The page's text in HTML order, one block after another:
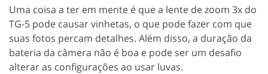
Uma coisa a ter em mente é que a lente de zoom 3x do
TG-5 pode causar vinhetas, o que pode fazer com que
suas fotos percam detalhes. Além disso, a duração da
bateria da câmera não é boa e pode ser um desafio
alterar as configurações ao usar luvas.